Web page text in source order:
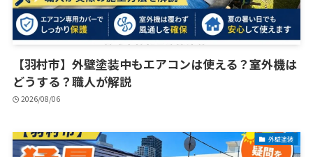
【羽村市】外壁塗装中もエアコンは使える？室外機は
どうする？職人が解説
2026/08/06
外壁塗装